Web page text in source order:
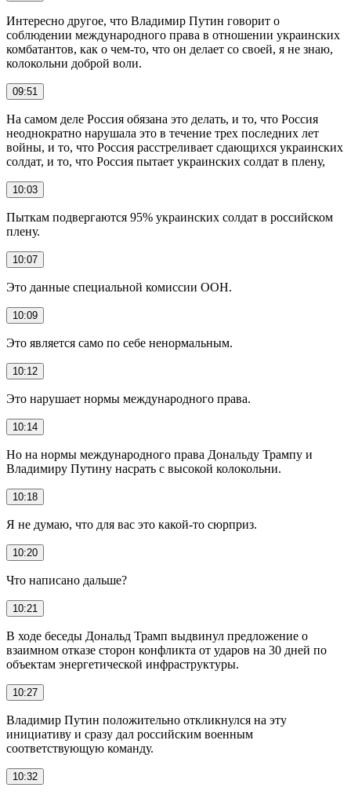
Интересно другое, что Владимир Путин говорит о
соблюдении международного права в отношении украинских
комбатантов, как о чем-то, что он делает со своей, я не знаю,
колокольни доброй воли.
09:51
На самом деле Россия обязана это делать, и то, что Россия
неоднократно нарушала это в течение трех последних лет
войны, и то, что Россия расстреливает сдающихся украинских
солдат, и то, что Россия пытает украинских солдат в плену,
10:03
Пыткам подвергаются 95% украинских солдат в российском
плену.
10:07
Это данные специальной комиссии ООН.
10:09
Это является само по себе ненормальным.
10:12
Это нарушает нормы международного права.
10:14
Но на нормы международного права Дональду Трампу и
Владимиру Путину насрать с высокой колокольни.
10:18
Я не думаю, что для вас это какой-то сюрприз.
10:20
Что написано дальше?
10:21
В ходе беседы Дональд Трамп выдвинул предложение о
взаимном отказе сторон конфликта от ударов на 30 дней по
объектам энергетической инфраструктуры.
10:27
Владимир Путин положительно откликнулся на эту
инициативу и сразу дал российским военным
соответствующую команду.
10:32